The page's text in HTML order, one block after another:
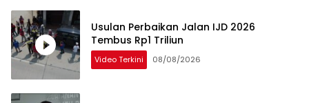
Usulan Perbaikan Jalan IJD 2026
Tembus Rp1 Triliun
Video Terkini 08/08/2026